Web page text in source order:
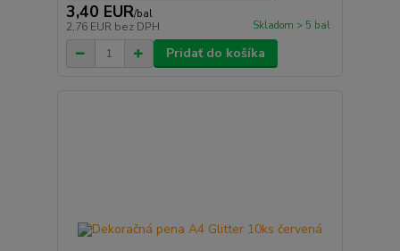
3,40 EUR/bal
2,76 EUR bez DPH Skladom > 5 bal
Pridať do košíka